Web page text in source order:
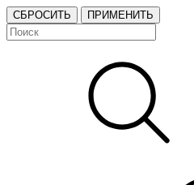
СБРОСИТЬ ПРИМЕНИТЬ